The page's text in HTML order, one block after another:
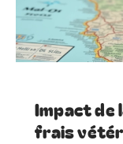
Impact de
frais